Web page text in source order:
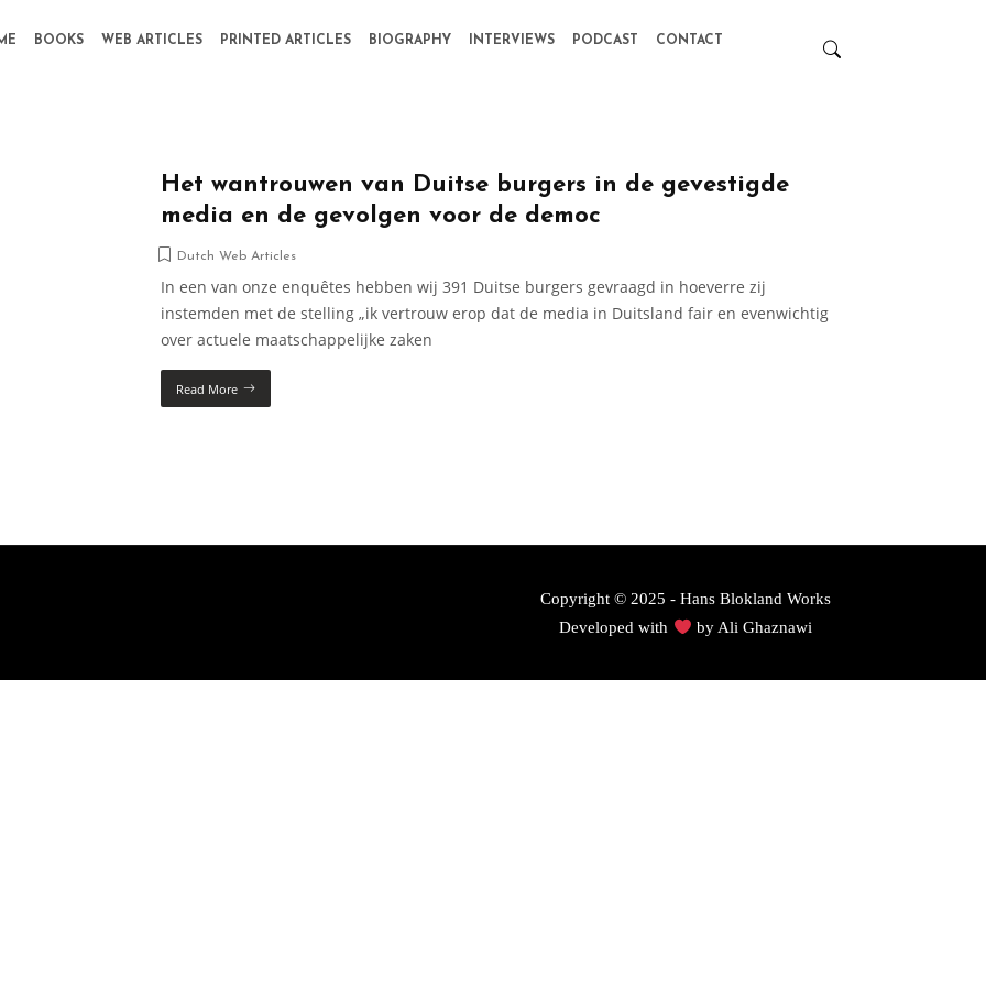
BOOKS WEB ARTICLES PRINTED ARTICLES BIOGRAPHY INTERVIEWS PODCAST CONTACT
Het wantrouwen van Duitse burgers in de gevestigde
media en de gevolgen voor de democ
Dutch Web Articles
In een van onze enquêtes hebben wij 391 Duitse burgers gevraagd in hoeverre zij
instemden met de stelling „ik vertrouw erop dat de media in Duitsland fair en evenwichtig
over actuele maatschappelijke zaken
Read More
Copyright © 2025 - Hans Blokland Works
Developed with
by Ali Ghaznawi